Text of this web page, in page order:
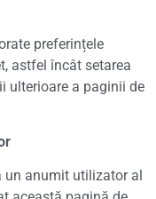
preferințele
astfel încât setarea
ulterioare a paginii de
un anumit utilizator al